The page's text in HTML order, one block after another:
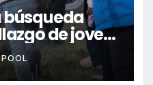
búsqueda
de joven